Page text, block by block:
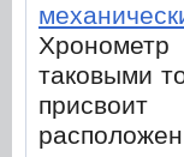
таковыми
присвоит